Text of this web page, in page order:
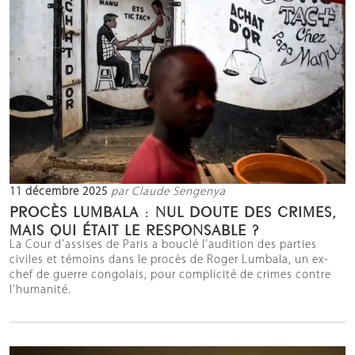
11 décembre 2025 par Claude Sengenya
PROCÈS LUMBALA : NUL DOUTE DES CRIMES,
MAIS QUI ÉTAIT LE RESPONSABLE ?
La Cour d’assises de Paris a bouclé l’audition des parties
civiles et témoins dans le procès de Roger Lumbala, un ex-
chef de guerre congolais, pour complicité de crimes contre
l’humanité.